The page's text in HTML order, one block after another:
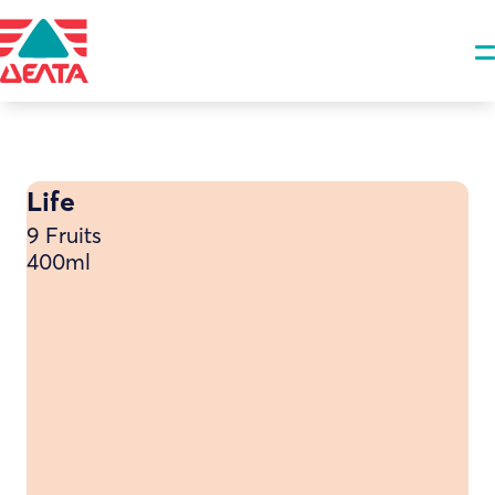
Life
9 Fruits
400ml